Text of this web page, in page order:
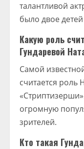
талантливой
было двое
Какую роль
Гундаревой
Самой
считается
огромную
зрителей.
Кто такая